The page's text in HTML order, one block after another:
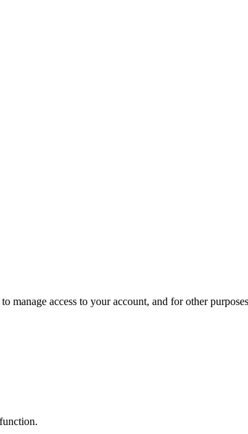
manage access to your account, and for other